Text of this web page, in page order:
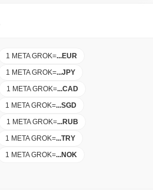
1 META GROK=...EUR
1 META GROK=...JPY
1 META GROK=...CAD
1 META GROK=...SGD
1 META GROK=...RUB
1 META GROK=...TRY
1 META GROK=...NOK